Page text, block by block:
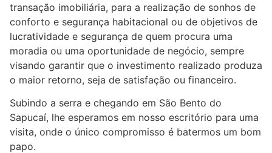
transação imobiliária, para a realização de sonhos de
conforto e segurança habitacional ou de objetivos de
lucratividade e segurança de quem procura uma
moradia ou uma oportunidade de negócio, sempre
visando garantir que o investimento realizado produza
o maior retorno, seja de satisfação ou financeiro.
Subindo a serra e chegando em São Bento do
Sapucaí, lhe esperamos em nosso escritório para uma
visita, onde o único compromisso é batermos um bom
papo.